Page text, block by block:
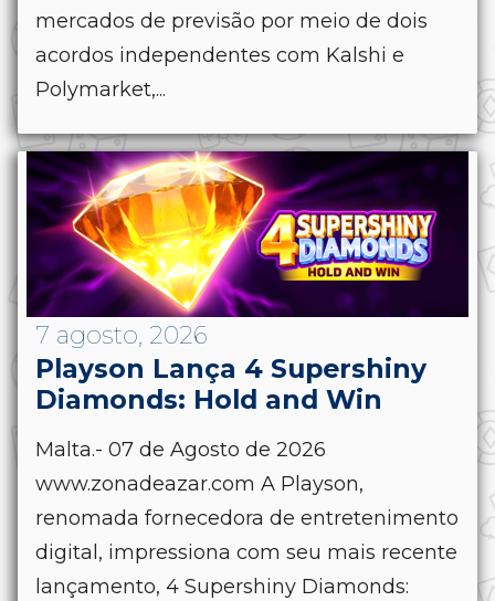
mercados de previsão por meio de dois
acordos independentes com Kalshi e
Polymarket,...
7 agosto, 2026
Playson Lança 4 Supershiny
Diamonds: Hold and Win
Malta.- 07 de Agosto de 2026
www.zonadeazar.com A Playson,
renomada fornecedora de entretenimento
digital, impressiona com seu mais recente
lançamento, 4 Supershiny Diamonds: